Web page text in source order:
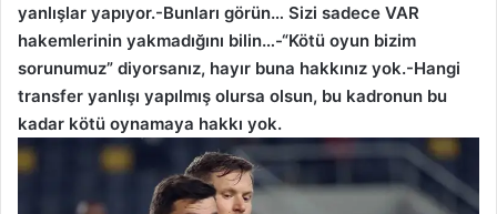
yanlışlar yapıyor.-Bunları görün… Sizi sadece VAR
hakemlerinin yakmadığını bilin…-“Kötü oyun bizim
sorunumuz” diyorsanız, hayır buna hakkınız yok.-Hangi
transfer yanlışı yapılmış olursa olsun, bu kadronun bu
kadar kötü oynamaya hakkı yok.